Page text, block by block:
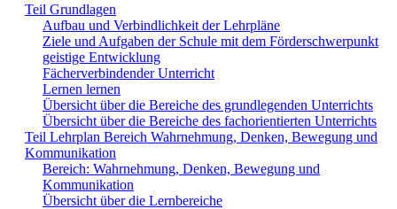
Teil Grundlagen
Aufbau und Verbindlichkeit der Lehrpläne
Ziele und Aufgaben der Schule mit dem Förderschwerpunkt
geistige Entwicklung
Fächerverbindender Unterricht
Lernen lernen
Übersicht über die Bereiche des grundlegenden Unterrichts
Übersicht über die Bereiche des fachorientierten Unterrichts
Teil Lehrplan Bereich Wahrnehmung, Denken, Bewegung und
Kommunikation
Bereich: Wahrnehmung, Denken, Bewegung und
Kommunikation
Übersicht über die Lernbereiche